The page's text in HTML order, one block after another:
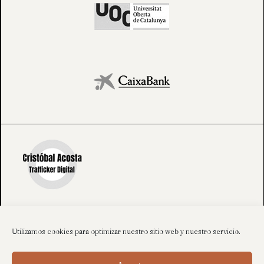
Utilizamos cookies para optimizar nuestro sitio web y nuestro servicio.